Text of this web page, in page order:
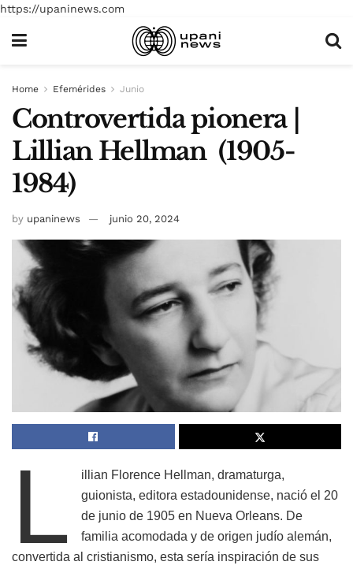
https://upaninews.com
Home Efemérides Junio
Controvertida pionera |
Lillian Hellman (1905-
1984)
by upaninews junio 20, 2024
L
illian Florence Hellman, dramaturga,
guionista, editora estadounidense, nació el 20
de junio de 1905 en Nueva Orleans. De
familia acomodada y de origen judío alemán,
convertida al cristianismo, esta sería inspiración de sus